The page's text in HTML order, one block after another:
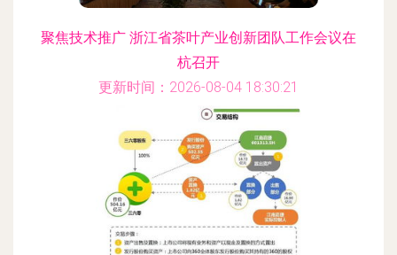
聚焦技术推广 浙江省茶叶产业创新团队工作会议在
杭召开
更新时间：2026-08-04 18:30:21